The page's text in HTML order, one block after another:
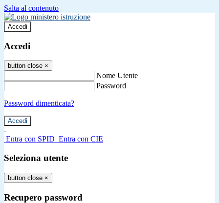
Salta al contenuto
Accedi
Accedi
button close ×
Nome Utente
Password
Password dimenticata?
-
Entra con SPID Entra con CIE
Seleziona utente
button close ×
Recupero password